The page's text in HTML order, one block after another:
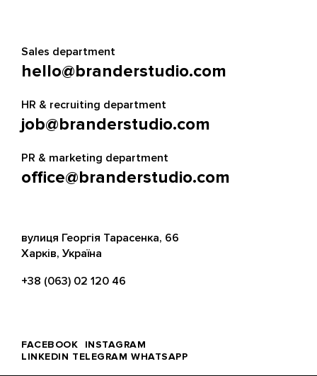
Sales department
hello@branderstudio.com
HR & recruiting department
job@branderstudio.com
PR & marketing department
office@branderstudio.com
вулиця Георгія Тарасенка, 66
Харків, Україна
+38 (063) 02 120 46
FACEBOOK
INSTAGRAM
LINKEDIN TELEGRAM WHATSAPP